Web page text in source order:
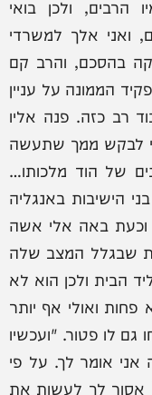
הרבים, ולכן בואי
ואני אלך למשרדי
בהסכם, והרב קם
הממונה על עניין
רב כזה. פנה אליו
לבקש ממך שתעשה
של הוד מלכותו…
הישיבות באנגליה
וכעת באה אלי אשה
שבגלל המצב שלה
הבית ולכן הוא לא
ואולי אף יותר
לו פטור. "ועכשיו
אומר לך. על פי
אסור לך לעשות את